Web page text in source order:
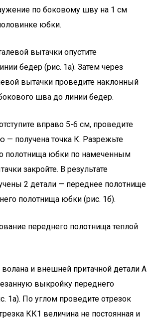
по боковому шву на 1 см
юбки.
вытачки опустите
бедер (рис. 1а). Затем через
вытачки проведите наклонный
шва до линии бедер.
вправо 5-6 см, проведите
— получена точка К. Разрежьте
полотнища юбки по намеченным
закройте. В результате
2 детали — переднее полотнище
полотнища юбки (рис. 1б).
переднего полотнища теплой
и внешней притачной детали А
выкройку переднего
1а). По углом проведите отрезок
КК1 величина не постоянная и